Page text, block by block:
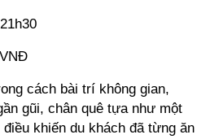
cách bài trí không gian,
gũi, chân quê tựa như một
khiến du khách đã từng ăn